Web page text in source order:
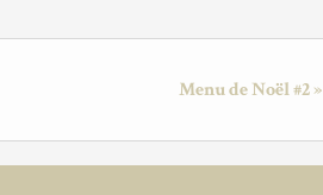
Menu de Noël #2 »